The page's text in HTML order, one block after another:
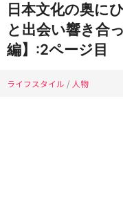
日本文化の奥に
と出会い響き合
編】:2ページ目
ライフスタイル / 人物